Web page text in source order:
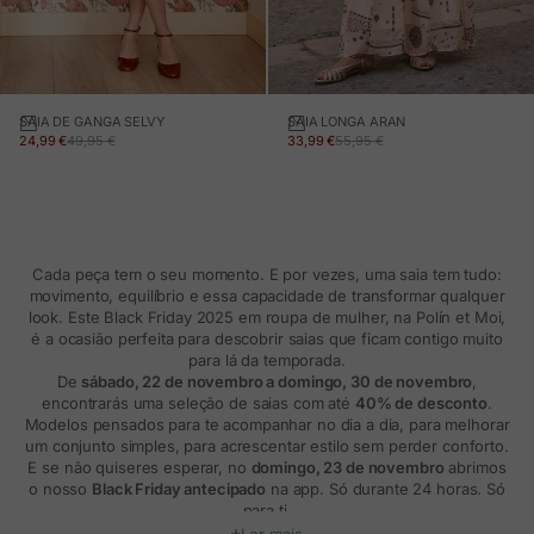
SAIA DE GANGA SELVY
PREÇO EM PROMOÇÃO
24,99 €PREÇO NORMAL
49,95 €
SAIA LONGA ARAN
PREÇO EM PROMOÇÃO
33,99 €PREÇO NORMAL
55,95 €
Cada peça tem o seu momento. E por vezes, uma saia tem tudo:
movimento, equilíbrio e essa capacidade de transformar qualquer
look. Este Black Friday 2025 em roupa de mulher, na Polín et Moi,
é a ocasião perfeita para descobrir saias que ficam contigo muito
para lá da temporada.
De sábado, 22 de novembro a domingo, 30 de novembro
encontrarás uma seleção de saias com até 40% de desconto
Modelos pensados para te acompanhar no dia a dia, para melhorar
um conjunto simples, para acrescentar estilo sem perder conforto.
E se não quiseres esperar, no domingo, 23 de novembro abrimos
o nosso Black Friday antecipado na app. Só durante 24 horas. Só
para ti.